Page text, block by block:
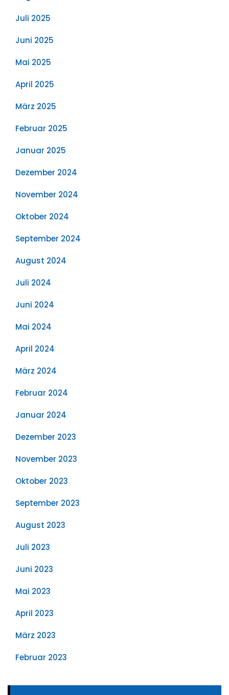
Juli 2025
Juni 2025
Mai 2025
April 2025
März 2025
Februar 2025
Januar 2025
Dezember 2024
November 2024
Oktober 2024
September 2024
August 2024
Juli 2024
Juni 2024
Mai 2024
April 2024
März 2024
Februar 2024
Januar 2024
Dezember 2023
November 2023
Oktober 2023
September 2023
August 2023
Juli 2023
Juni 2023
Mai 2023
April 2023
März 2023
Februar 2023